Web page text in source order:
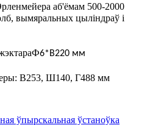
аб'ёмам 500-2000
вымяральных цыліндраў і
Ф6*В220 мм
В253, Ш140, Г488 мм